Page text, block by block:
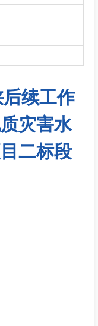
续工作
灾害水
二标段